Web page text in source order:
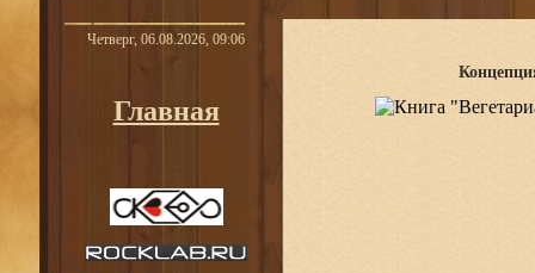
Четверг, 06.08.2026, 09:06
Главная